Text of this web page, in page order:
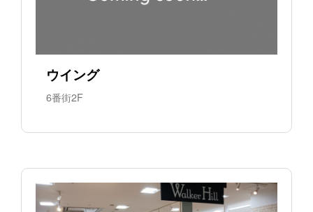
ウイング
6番街2F